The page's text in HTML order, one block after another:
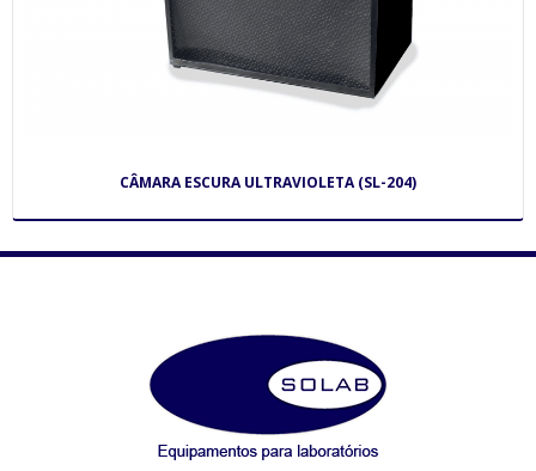
CÂMARA ESCURA ULTRAVIOLETA (SL-204)